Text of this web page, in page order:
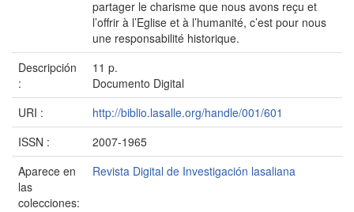
partager le charisme que nous avons reçu et
l’offrir à l’Eglise et à l’humanité, c’est pour nous
une responsabilité historique.
Descripción
:
11 p.
Documento Digital
URI :
http://biblio.lasalle.org/handle/001/601
ISSN :
2007-1965
Aparece en
las
colecciones:
Revista Digital de Investigación lasaliana